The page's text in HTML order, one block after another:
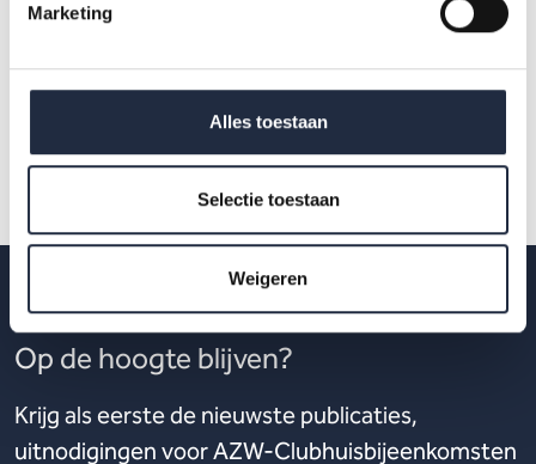
Marketing
Alles toestaan
Selectie toestaan
Weigeren
Op de hoogte blijven?
Krijg als eerste de nieuwste publicaties,
uitnodigingen voor AZW-Clubhuisbijeenkomsten